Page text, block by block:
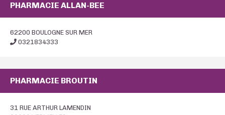
PHARMACIE ALLAN-BEE
62200 BOULOGNE SUR MER
0321834333
PHARMACIE BROUTIN
31 RUE ARTHUR LAMENDIN